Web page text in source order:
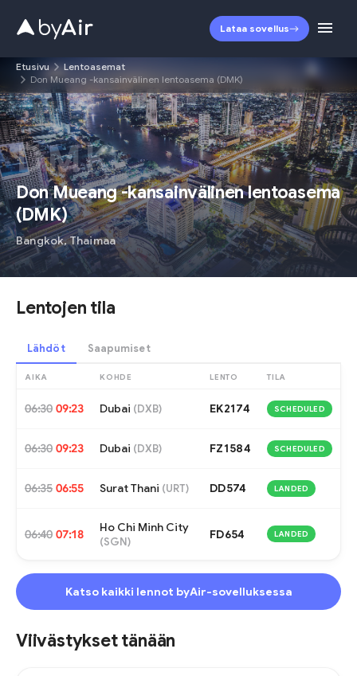
Lataa sovellus
Etusivu
Lentoasemat
Don Mueang -kansainvälinen lentoasema (DMK)
DMK
Don Mueang -kansainvälinen lentoasema
(DMK)
Bangkok,Thaimaa
Lentojen tila
Lähdöt Saapumiset
AIKA KOHDE LENTO TILA
06:30 09:23 Dubai (DXB) EK2174 SCHEDULED
06:30 09:23 Dubai (DXB) FZ1584 SCHEDULED
06:35 06:55 Surat Thani (URT) DD574 LANDED
06:40 07:18 Ho Chi Minh City
(SGN)
FD654 LANDED
Katso kaikki lennot byAir-sovelluksessa
Viivästykset tänään